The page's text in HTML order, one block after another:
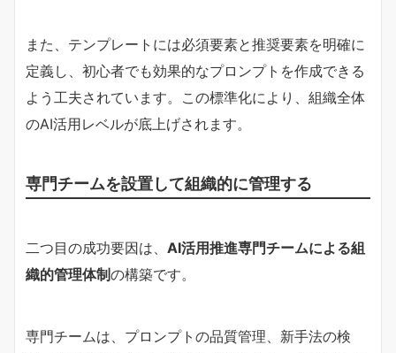
また、テンプレートには必須要素と推奨要素を明確に
定義し、初心者でも効果的なプロンプトを作成できる
よう工夫されています。この標準化により、組織全体
のAI活用レベルが底上げされます。
専門チームを設置して組織的に管理する
二つ目の成功要因は、 AI活用推進専門チームによる組
織的管理体制の構築です。
専門チームは、プロンプトの品質管理、新手法の検